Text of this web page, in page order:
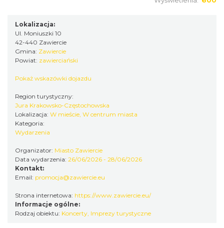
Podzamcze
8.36 km
Podzamcze
Lokalizacja:
Ul. Moniuszki 10
42-440 Zawiercie
Gmina: Zawiercie
Powiat: zawierciański
Pokaż wskazówki dojazdu
Region turystyczny:
Jura Krakowsko-Częstochowska
Lokalizacja: W mieście, W centrum miasta
Kategoria:
Wydarzenia
Organizator: Miasto Zawiercie
Data wydarzenia: 26/06/2026 - 28/06/2026
Kontakt:
Email: promocja@zawiercie.eu
Strona internetowa: https://www.zawiercie.eu/
Informacje ogólne:
Rodzaj obiektu: Koncerty, Imprezy turystyczne